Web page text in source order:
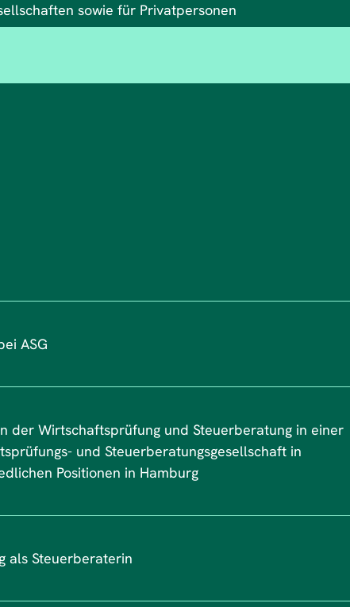
sowie für Privatpersonen
ASG
der Wirtschaftsprüfung und Steuerberatung in einer
und Steuerberatungsgesellschaft in
Positionen in Hamburg
als Steuerberaterin